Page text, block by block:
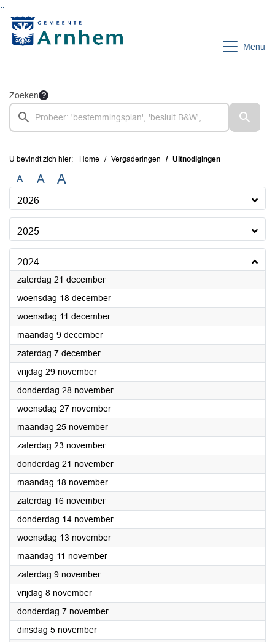
Menu
Zoeken
U bevindt zich hier: Home Vergaderingen Uitnodigingen
A A A
2026
2025
2024
zaterdag 21 december2024
woensdag 18 december2024
woensdag 11 december2024
maandag 9 december2024
zaterdag 7 december2024
vrijdag 29 november2024
donderdag 28 november2024
woensdag 27 november2024
maandag 25 november2024
zaterdag 23 november2024
donderdag 21 november2024
maandag 18 november2024
zaterdag 16 november2024
donderdag 14 november2024
woensdag 13 november2024
maandag 11 november2024
zaterdag 9 november2024
vrijdag 8 november2024
donderdag 7 november2024
dinsdag 5 november2024